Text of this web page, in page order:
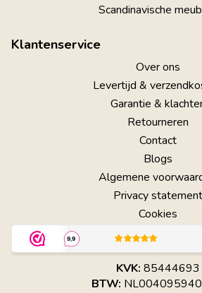
Scandinavische
Klantenservice
Over ons
Levertijd &
Garantie &
Retourneren
Contact
Blogs
Algemene
Privacy statement
Cookies
KVK: 85444693
BTW: